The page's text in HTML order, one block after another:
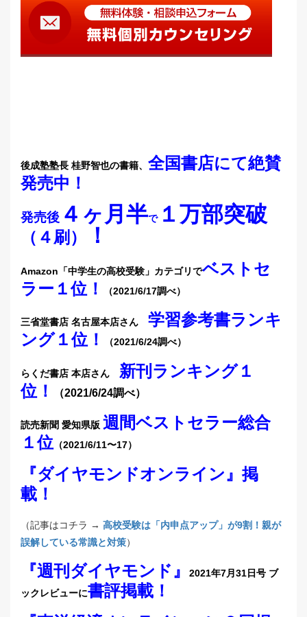
後成塾塾長 桂野智也の書籍、 全国書店にて絶賛
発売中 ！
発売後 ４ヶ月半で１万部突破
（４刷） ！
Amazon「中学生の高校受験」カテゴリでベストセ
ラー１位！
（2021/6/17調べ）
三省堂書店 名古屋本店さん 学習参考書ランキ
ング１位！
（2021/6/24調べ）
らくだ書店 本店さん 新刊ランキング１
位！
（2021/6/24調べ）
読売新聞 愛知県版 週間ベストセラー総合
１位 （2021/6/11〜17）
『ダイヤモンドオンライン』掲
載！
（記事はコチラ → 高校受験は「内申点アップ」が9割！親が
誤解している常識と対策）
『週刊ダイヤモンド』
2021年7月31日号 ブ
ックレビューに書評掲載！